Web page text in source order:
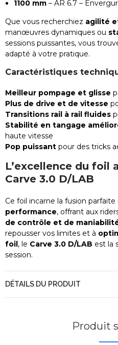
1100 mm – AR 6.7 –
Que vous recherchiez agilité
manœuvres dynamiques ou
sessions puissantes, vous
adapté à votre pratique.
Caractéristiques
Meilleur pompage et glisse
Plus de drive et de vitesse
Transitions rail à rail fluides
Stabilité en tangage
haute vitesse
Pop puissant pour des tricks
L’excellence du foil
Carve 3.0 D/LAB
Ce foil incarne la fusion
performance, offrant aux
de contrôle et de
repousser vos limites et à
foil , le Carve 3.0 D/LAB est la
session.
DÉTAILS DU PRODUIT
Produit